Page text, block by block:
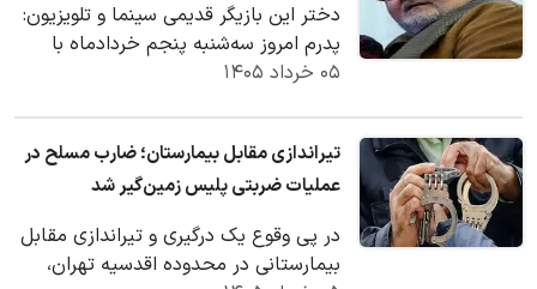
دختر این بازیگر قدیمی سینما و تلویزیون:
پدرم امروز سه‌شنبه پنجم خردادماه با
بهتر شدن حالش از بیمارستان مرخص
۰۵ خرداد ۱۴۰۵
تیراندازی مقابل بیمارستان؛ ضارب مسلح در
عملیات ضربتی پلیس زمین‌گیر شد
در پی وقوع یک درگیری و تیراندازی مقابل
بیمارستانی در محدوده اقدسیه تهران،